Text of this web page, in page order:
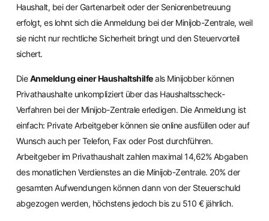
Haushalt, bei der Gartenarbeit oder der Seniorenbetreuung
erfolgt, es lohnt sich die Anmeldung bei der Minijob-Zentrale, weil
sie nicht nur rechtliche Sicherheit bringt und den Steuervorteil
sichert.
DieAnmeldung einer Haushaltshilfeals Minijobber können
Privathaushalte unkompliziert über das Haushaltsscheck-
Verfahren bei der Minijob-Zentrale erledigen. Die Anmeldung ist
einfach: Private Arbeitgeber können sie online ausfüllen oder auf
Wunsch auch per Telefon, Fax oder Post durchführen.
Arbeitgeber im Privathaushalt zahlen maximal 14,62% Abgaben
des monatlichen Verdienstes an die Minijob-Zentrale. 20% der
gesamten Aufwendungen können dann von der Steuerschuld
abgezogen werden, höchstens jedoch bis zu 510 € jährlich.